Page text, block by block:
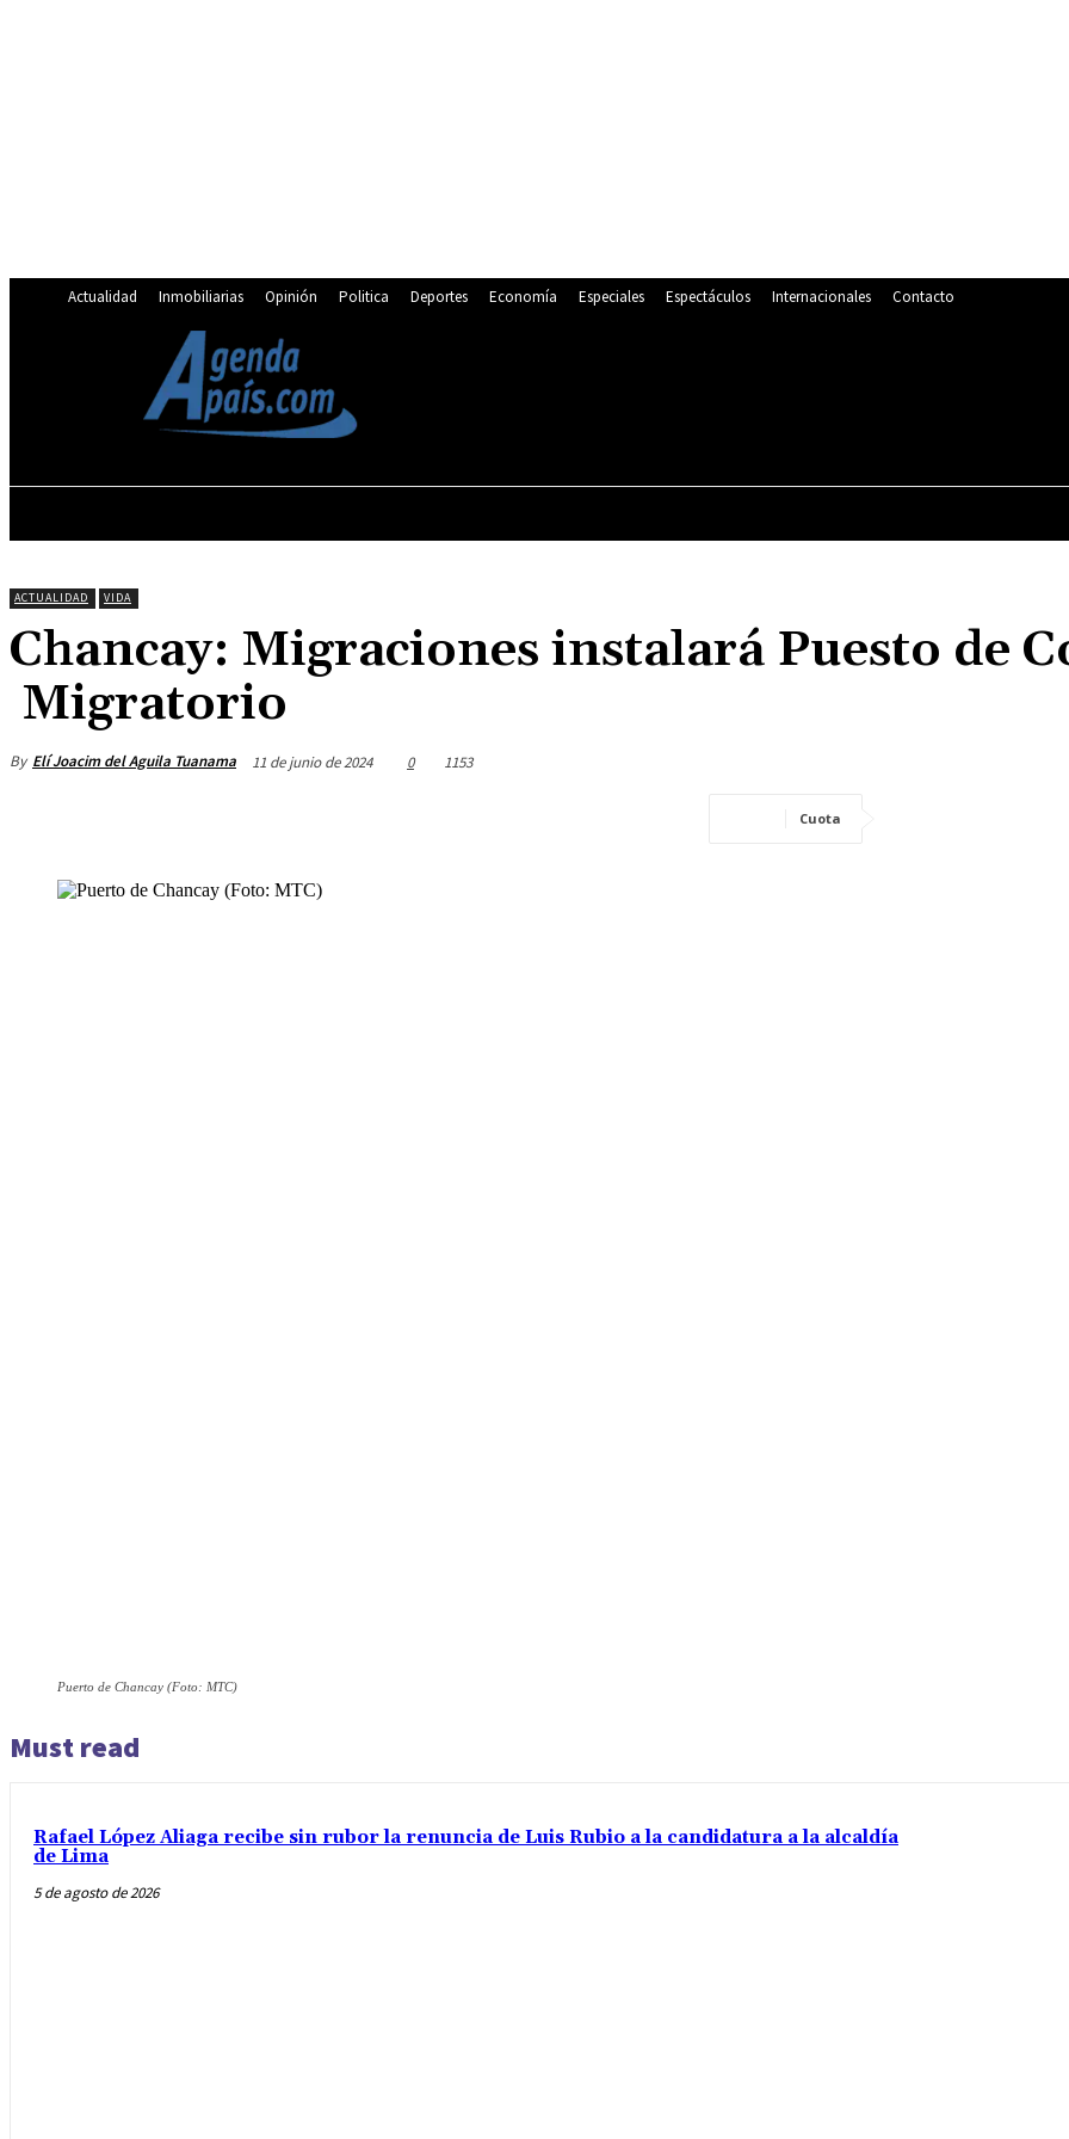
Actualidad Inmobiliarias Opinión Politica Deportes Economía Especiales Espectáculos Internacionales Contacto
ACTUALIDAD VIDA
Chancay: Migraciones instalará Puesto de
Migratorio
By Elí Joacim del Aguila Tuanama 11 de junio de 2024 0 1153
Cuota
Puerto de Chancay (Foto: MTC)
Must read
Rafael López Aliaga recibe sin rubor la renuncia de Luis Rubio a la candidatura a la alcaldía
de Lima
5 de agosto de 2026